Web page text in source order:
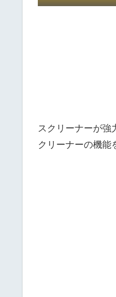
スクリーナーが
クリーナーの機能